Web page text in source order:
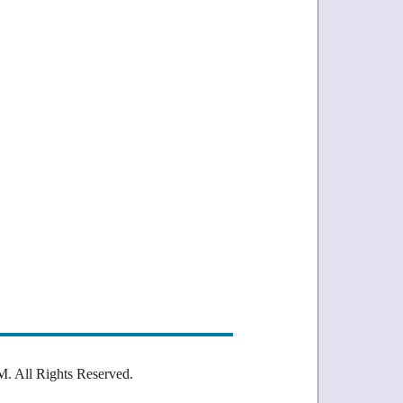
All Rights Reserved.